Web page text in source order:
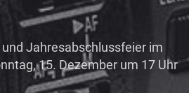
Jahresabschlussfeier im
15. Dezember um 17 Uhr